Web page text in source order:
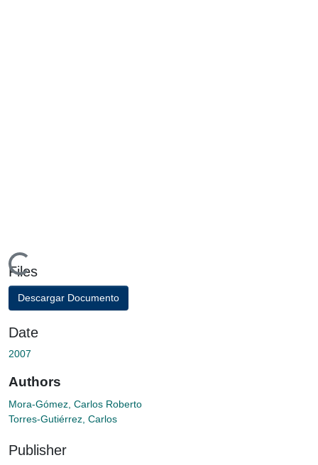
Loading...
Files
Descargar Documento
Date
2007
Authors
Mora-Gómez, Carlos Roberto
Torres-Gutiérrez, Carlos
Publisher